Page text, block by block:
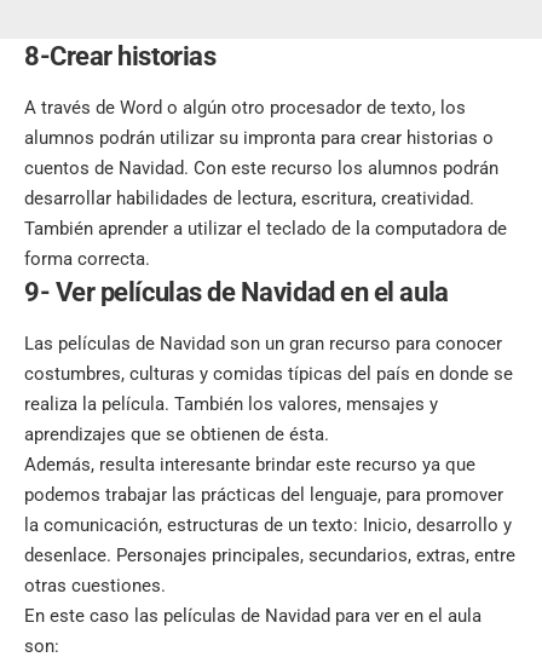
8-Crear historias
A través de Word o algún otro procesador de texto, los
alumnos podrán utilizar su impronta para crear historias o
cuentos de Navidad. Con este recurso los alumnos podrán
desarrollar habilidades de lectura, escritura, creatividad.
También aprender a utilizar el teclado de la computadora de
forma correcta.
9- Ver películas de Navidad en el aula
Las películas de Navidad son un gran recurso para conocer
costumbres, culturas y comidas típicas del país en donde se
realiza la película. También los valores, mensajes y
aprendizajes que se obtienen de ésta.
Además, resulta interesante brindar este recurso ya que
podemos trabajar las prácticas del lenguaje, para promover
la comunicación, estructuras de un texto: Inicio, desarrollo y
desenlace. Personajes principales, secundarios, extras, entre
otras cuestiones.
En este caso las películas de Navidad para ver en el aula
son: